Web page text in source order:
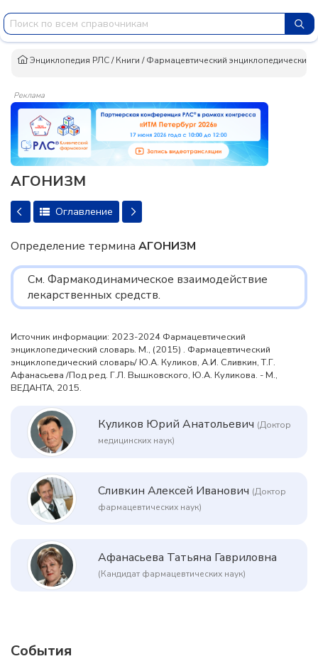
Энциклопедия РЛС/Книги /Фармацевтический
Реклама
АГОНИЗМ
Оглавление
Определение термина АГОНИЗМ
См. Фармакодинамическое взаимодействие
лекарственных средств.
Источник информации: 2023-2024 Фармацевтический
энциклопедический словарь. М., (2015) . Фармацевтический
энциклопедический словарь/ Ю.А. Куликов, А.И. Сливкин, Т.Г.
Афанасьева /Под ред. Г.Л. Вышковского, Ю.А. Куликова. - М.,
ВЕДАНТА, 2015.
Куликов Юрий Анатольевич (Доктор
медицинских наук)
Сливкин Алексей Иванович (Доктор
фармацевтических наук)
Афанасьева Татьяна Гавриловна
(Кандидат фармацевтических наук)
События